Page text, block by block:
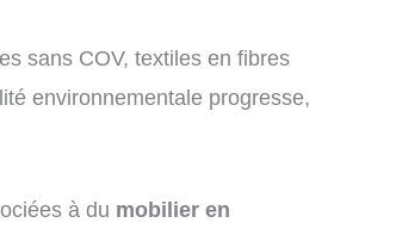
sans COV, textiles en fibres
environnementale progresse,
à du mobilier en